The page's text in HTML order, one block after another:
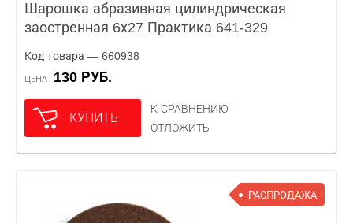
Шарошка абразивная цилиндрическая
заостренная 6х27 Практика 641-329
Код товара — 660938
ЦЕНА 130 РУБ.
КУПИТЬ
К СРАВНЕНИЮ
ОТЛОЖИТЬ
РАСПРОДАЖА